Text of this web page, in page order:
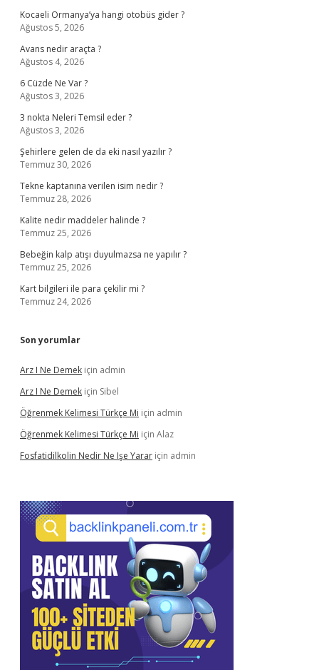
Kocaeli Ormanya’ya hangi otobüs gider ?
Ağustos 5, 2026
Avans nedir araçta ?
Ağustos 4, 2026
6 Cüzde Ne Var ?
Ağustos 3, 2026
3 nokta Neleri Temsil eder ?
Ağustos 3, 2026
Şehirlere gelen de da eki nasıl yazılır ?
Temmuz 30, 2026
Tekne kaptanına verilen isim nedir ?
Temmuz 28, 2026
Kalite nedir maddeler halinde ?
Temmuz 25, 2026
Bebeğin kalp atışı duyulmazsa ne yapılır ?
Temmuz 25, 2026
Kart bilgileri ile para çekilir mi ?
Temmuz 24, 2026
Son yorumlar
Arz I Ne Demek için admin
Arz I Ne Demek için Sibel
Öğrenmek Kelimesi Türkçe Mi için admin
Öğrenmek Kelimesi Türkçe Mi için Alaz
Fosfatidilkolin Nedir Ne Işe Yarar için admin